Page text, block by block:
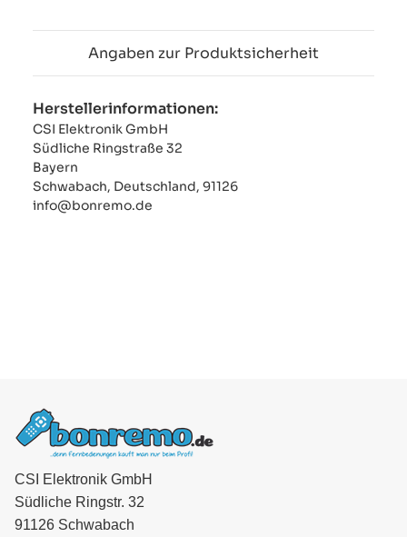
Angaben zur Produktsicherheit
Herstellerinformationen:
CSI Elektronik GmbH
Südliche Ringstraße 32
Bayern
Schwabach, Deutschland, 91126
info@bonremo.de
CSI Elektronik GmbH
Südliche Ringstr. 32
91126 Schwabach